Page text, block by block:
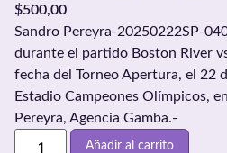
$500,00
Sandro Pereyra-20250222SP-
durante el partido Boston River
fecha del Torneo Apertura, el 22
Estadio Campeones Olímpicos,
Pereyra, Agencia Gamba.-
Añadir al carrito